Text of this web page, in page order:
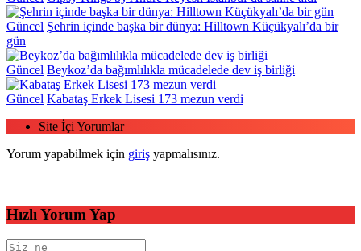
Güncel Şehrin içinde başka bir dünya: Hilltown Küçükyalı’da bir
gün
Güncel Beykoz’da bağımlılıkla mücadelede dev iş birliği
Güncel Kabataş Erkek Lisesi 173 mezun verdi
Site İçi Yorumlar
Yorum yapabilmek için giriş yapmalısınız.
Hızlı Yorum Yap